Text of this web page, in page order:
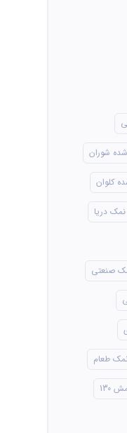
شوران
کلوان
نمک دریا
صنعتی
طعام
130